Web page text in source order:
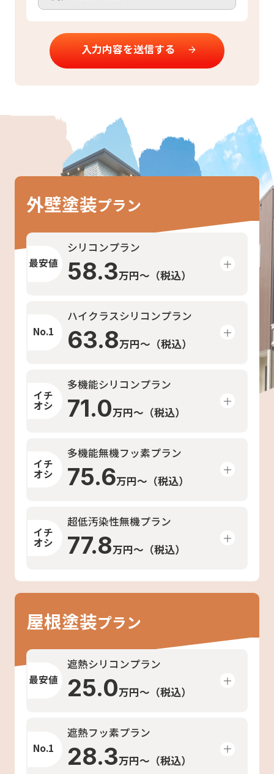
価格メニュー
外壁塗装プラン
最安値
シリコンプラン
58.3万円〜（税込）
No.1
ハイクラスシリコンプラン
63.8万円〜（税込）
イチ
オシ
多機能シリコンプラン
71.0万円〜（税込）
イチ
オシ
多機能無機フッ素プラン
75.6万円〜（税込）
イチ
オシ
超低汚染性無機プラン
77.8万円〜（税込）
屋根塗装プラン
最安値
遮熱シリコンプラン
25.0万円〜（税込）
No.1
遮熱フッ素プラン
28.3万円〜（税込）